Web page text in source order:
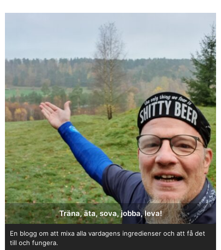
Träna, äta, sova, jobba, leva!
En blogg om att mixa alla vardagens ingredienser och att få det
till och fungera.